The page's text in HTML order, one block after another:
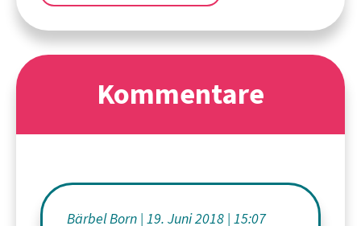
Kommentare
Bärbel Born 19. Juni 2018 15:07